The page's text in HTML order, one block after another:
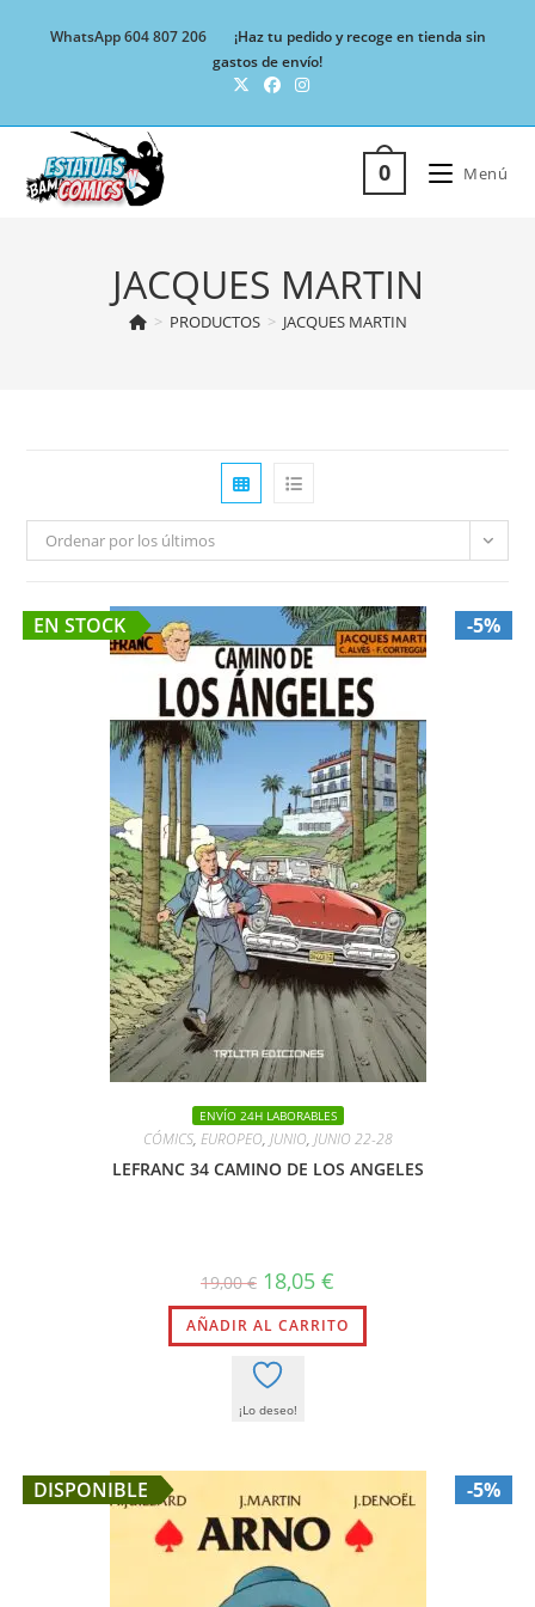
WhatsApp 604 807 206
¡Haz tu pedido y recoge en tienda sin
gastos de envío!
0 Menú
JACQUES MARTIN
> PRODUCTOS > JACQUES MARTIN
Ordenar por los últimos
EN STOCK -5%
ENVÍO 24H LABORABLES
CÓMICS, EUROPEO, JUNIO, JUNIO 22-28
LEFRANC 34 CAMINO DE LOS ANGELES
19,00€ El
precio
original
era:
19,00 €.
18,05 €
actual
es:
18,05 €.
AÑADIR AL CARRITO
¡Lo deseo!
DISPONIBLE -5%